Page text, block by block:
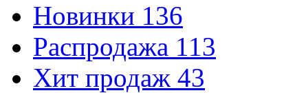
Новинки 136
Распродажа 113
Хит продаж 43